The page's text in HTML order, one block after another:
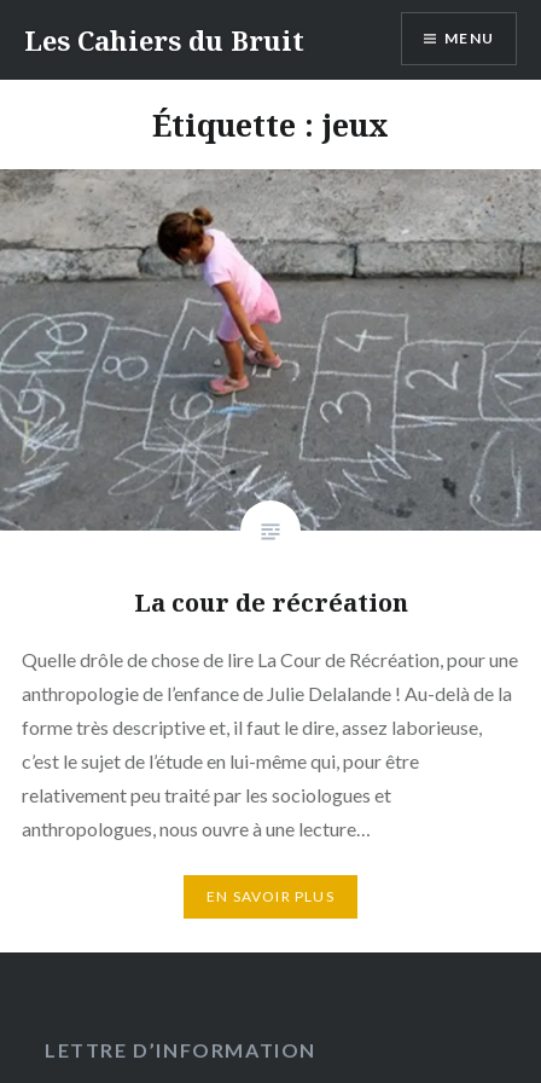
contenu
Les Cahiers du Bruit MENU
Étiquette : jeux
La cour de récréation
Quelle drôle de chose de lire La Cour de Récréation, pour une
anthropologie de l’enfance de Julie Delalande ! Au-delà de la
forme très descriptive et, il faut le dire, assez laborieuse,
c’est le sujet de l’étude en lui-même qui, pour être
relativement peu traité par les sociologues et
anthropologues, nous ouvre à une lecture…
EN SAVOIR PLUS
LETTRE D’INFORMATION